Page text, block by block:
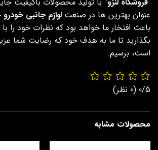
عنوان بهترین ها در صنعت لوازم جانبی خودرو
باعث افتخار ما خواهد بود که نظرات خود را با
بگذارید تا ما به هدف خود که رضایت شما
است، برسیم.
0/5 (0 نظر)
محصولات مشابه